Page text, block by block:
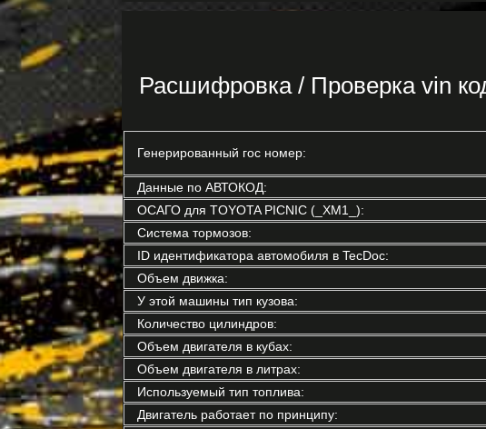
Расшифровка / Проверка vin
Генерированный гос номер:
Данные по АВТОКОД:
ОСАГО для TOYOTA PICNIC (_XM1_):
Система тормозов:
ID идентификатора автомобиля в TecDoc:
Объем движка:
У этой машины тип кузова:
Количество цилиндров:
Объем двигателя в кубах:
Объем двигателя в литрах:
Используемый тип топлива:
Двигатель работает по принципу: